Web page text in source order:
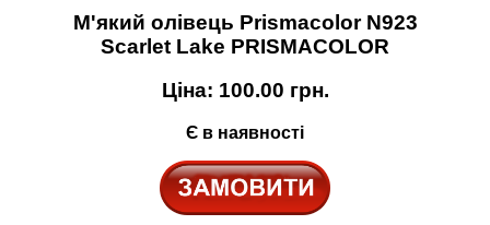
М'який олівець Prismacolor N923
Scarlet Lake PRISMACOLOR
Ціна: 100.00 грн.
Є в наявності